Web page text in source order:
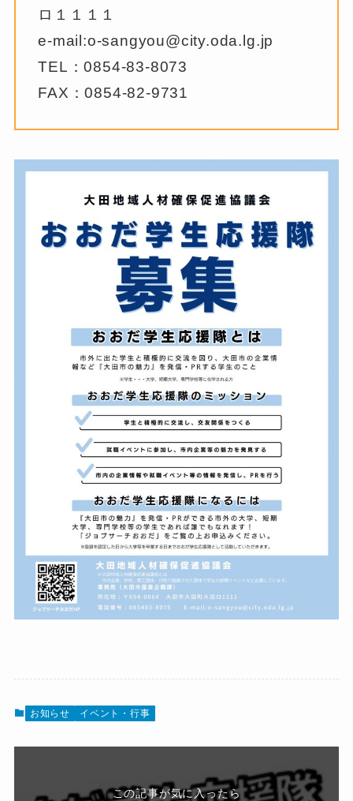
ロ１１１１
e-mail:o-sangyou@city.oda.lg.jp
TEL：0854-83-8073
FAX：0854-82-9731
お知らせ イベント・行事
この記事が気に入ったら